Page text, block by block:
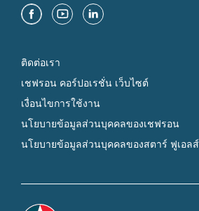
ติดต่อเรา
เชฟรอน คอร์ปอเรชั่น เว็บไซต์
เงื่อนไขการใช้งาน
นโยบายข้อมูลส่วนบุคคลของเชฟรอน
นโยบายข้อมูลส่วนบุคคลของสตาร์ ฟูเอลส์